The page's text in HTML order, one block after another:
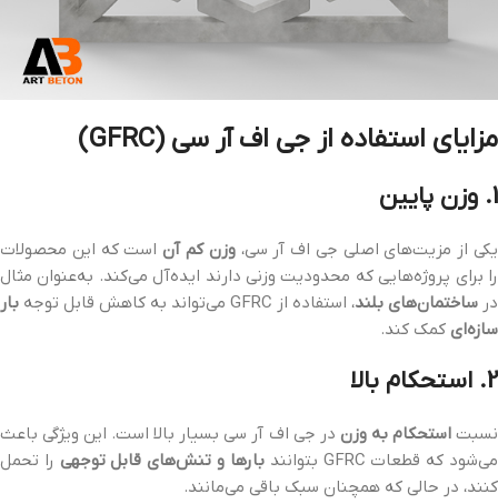
مزایای استفاده از جی اف آر سی (GFRC)
1. وزن پایین
یکی از مزیت‌های اصلی جی اف آر سی،وزن کم آن است که این محصولات
را برای پروژه‌هایی که محدودیت وزنی دارند ایده‌آل می‌کند. به‌عنوان مثال
در ساختمان‌های بلند، استفاده از GFRC می‌تواند به کاهش قابل توجه
بار
سازه‌ای کمک کند.
2. استحکام بالا
نسبتاستحکام به وزن در جی اف آر سی بسیار بالا است. این ویژگی باعث
می‌شود که قطعات GFRC بتوانند
بارها و تنش‌های قابل توجهی را تحمل
کنند، در حالی که همچنان سبک باقی می‌مانند.